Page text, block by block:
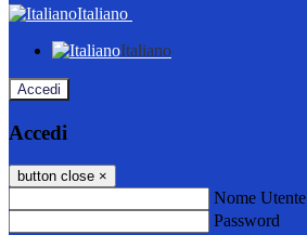
Italiano
Italiano
Accedi
Accedi
button close ×
Nome Utente
Password